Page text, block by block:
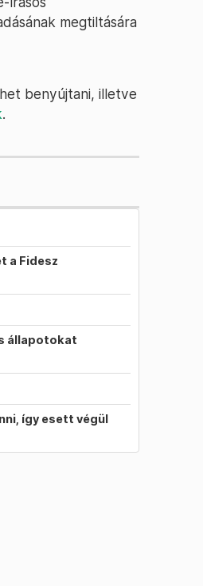
megtiltására
benyújtani, illetve
.
a Fidesz
állapotokat
így esett végül